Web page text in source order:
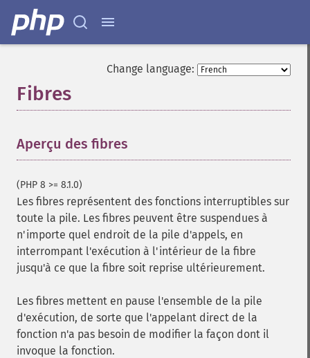
Change language:
Fibres
Aperçu des fibres
(PHP 8 >= 8.1.0)
Les fibres représentent des fonctions interruptibles sur
toute la pile. Les fibres peuvent être suspendues à
n'importe quel endroit de la pile d'appels, en
interrompant l'exécution à l'intérieur de la fibre
jusqu'à ce que la fibre soit reprise ultérieurement.
Les fibres mettent en pause l'ensemble de la pile
d'exécution, de sorte que l'appelant direct de la
fonction n'a pas besoin de modifier la façon dont il
invoque la fonction.